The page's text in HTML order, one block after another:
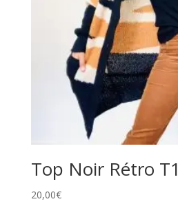
Top Noir Rétro T1
20,00€